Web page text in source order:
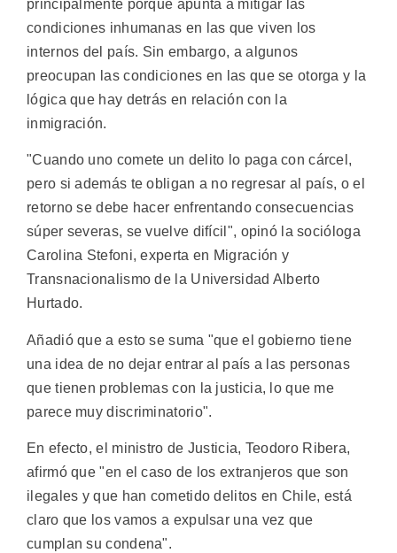
principalmente porque apunta a mitigar las
condiciones inhumanas en las que viven los
internos del país. Sin embargo, a algunos
preocupan las condiciones en las que se otorga y la
lógica que hay detrás en relación con la
inmigración.
"Cuando uno comete un delito lo paga con cárcel,
pero si además te obligan a no regresar al país, o el
retorno se debe hacer enfrentando consecuencias
súper severas, se vuelve difícil", opinó la socióloga
Carolina Stefoni, experta en Migración y
Transnacionalismo de la Universidad Alberto
Hurtado.
Añadió que a esto se suma "que el gobierno tiene
una idea de no dejar entrar al país a las personas
que tienen problemas con la justicia, lo que me
parece muy discriminatorio".
En efecto, el ministro de Justicia, Teodoro Ribera,
afirmó que "en el caso de los extranjeros que son
ilegales y que han cometido delitos en Chile, está
claro que los vamos a expulsar una vez que
cumplan su condena".